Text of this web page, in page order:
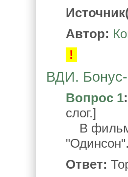
Автор:
!
ВДИ.
Вопрос 1:
слог.]
В
Ответ: